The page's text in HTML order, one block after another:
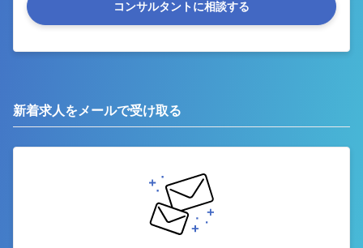
コンサルタントに相談する
新着求人をメールで受け取る